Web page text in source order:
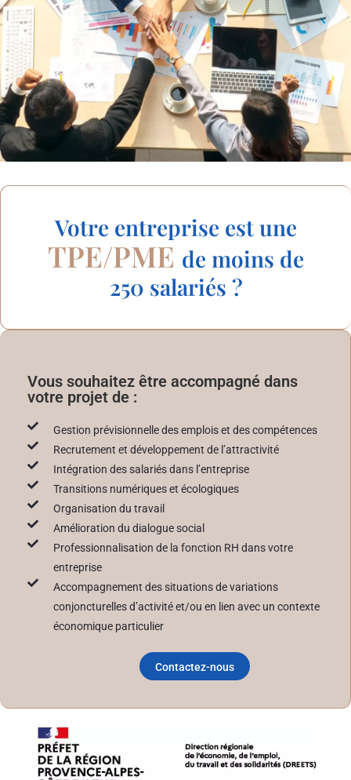
Votre entreprise est une
TPE/PME de moins de
250 salariés ?
Vous souhaitez être accompagné dans
votre projet de :
Gestion prévisionnelle des emplois et des compétences
Recrutement et développement de l’attractivité
Intégration des salariés dans l’entreprise
Transitions numériques et écologiques
Organisation du travail
Amélioration du dialogue social
Professionnalisation de la fonction RH dans votre
entreprise
Accompagnement des situations de variations
conjoncturelles d’activité et/ou en lien avec un contexte
économique particulier
Contactez-nous